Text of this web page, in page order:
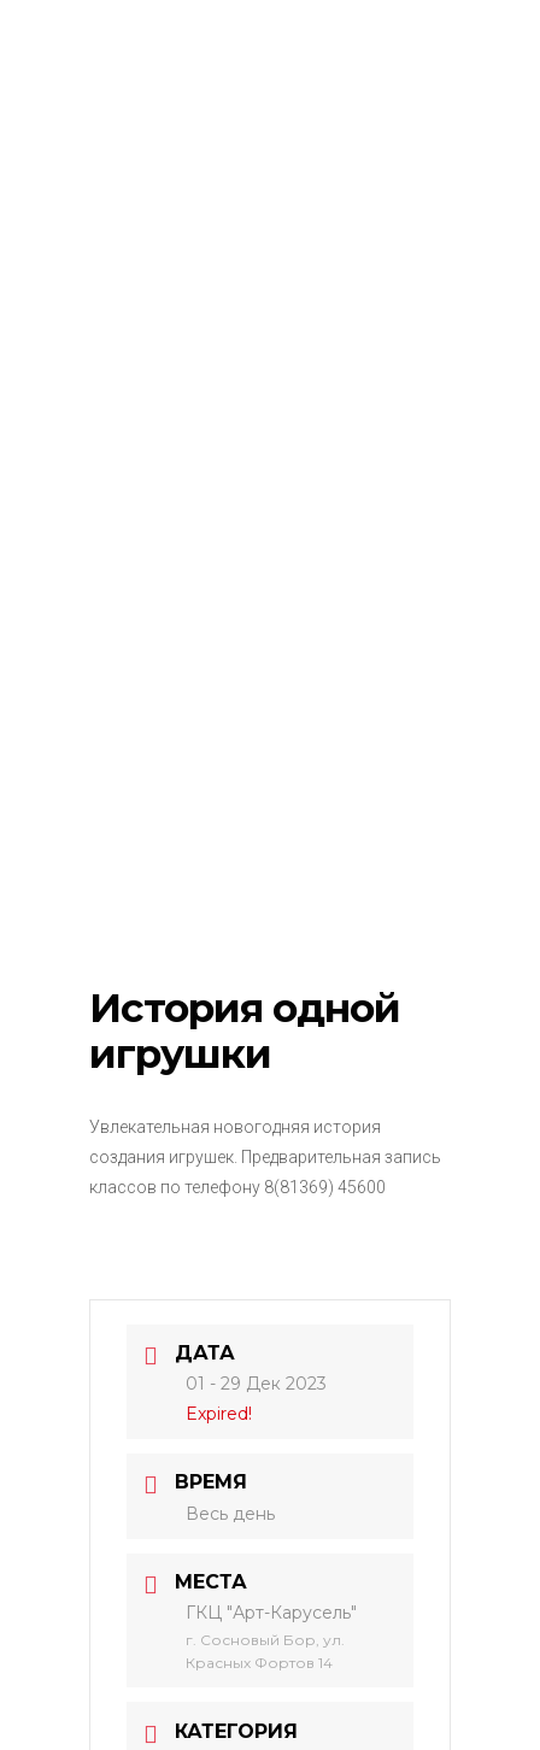
История одной
игрушки
Увлекательная новогодняя история
создания игрушек. Предварительная запись
классов по телефону 8(81369) 45600
ДАТА
01 - 29 Дек 2023
Expired!
ВРЕМЯ
Весь день
МЕСТА
ГКЦ "Арт-Карусель"
г. Сосновый Бор, ул.
Красных Фортов 14
КАТЕГОРИЯ